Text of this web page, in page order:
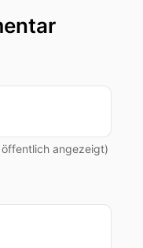
angezeigt)